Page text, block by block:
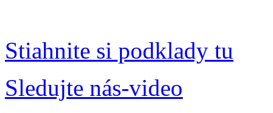
Stiahnite si podklady tu
Sledujte nás-video